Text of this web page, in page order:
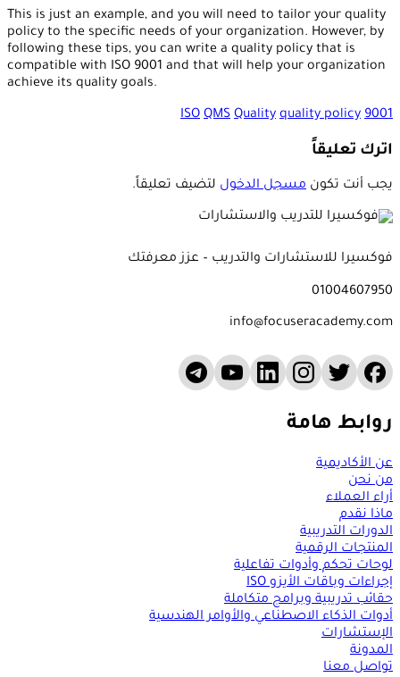
This is just an example, and you will need to tailor your quality
policy to the specific needs of your organization. However, by
following these tips, you can write a quality policy that is
compatible with ISO 9001 and that will help your organization
achieve its quality goals.
9001
ISO QMS Quality quality policy
اترك تعليقاً
يجب أنت تكونمسجل الدخوللتضيف تعليقاً.
فوكسيرا للاستشارات والتدريب – عزز معرفتك
01004607950
info@focuseracademy.com
روابط هامة
عن الأكاديمية
من نحن
أراء العملاء
ماذا نقدم
الدورات التدريبية
المنتجات الرقمية
لوحات تحكم وأدوات تفاعلية
إجراءات وباقات الأيزو ISO
حقائب تدريبية وبرامج متكاملة
أدوات الذكاء الاصطناعي والأوامر الهندسية
الإستشارات
المدونة
تواصل معنا